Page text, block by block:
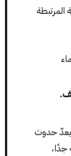
المرتبطة
يعدّ حدوث
جدًا،